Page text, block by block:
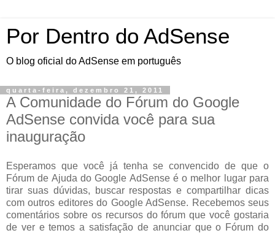
Por Dentro do AdSense
O blog oficial do AdSense em português
quarta-feira, dezembro 21, 2011
A Comunidade do Fórum do Google
AdSense convida você para sua
inauguração
Esperamos que você já tenha se convencido de que o
Fórum de Ajuda do Google AdSense é o melhor lugar para
tirar suas dúvidas, buscar respostas e compartilhar dicas
com outros editores do Google AdSense. Recebemos seus
comentários sobre os recursos do fórum que você gostaria
de ver e temos a satisfação de anunciar que o Fórum do